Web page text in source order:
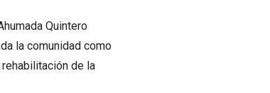
Quintero
la comunidad como
de la